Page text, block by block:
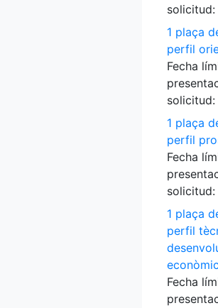
solicitud:
1 plaça
perfil
Fecha
solicitud:
1 plaça
perfil
Fecha
solicitud:
1 plaça
perfil
Fecha